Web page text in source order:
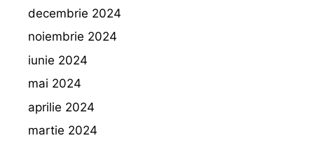
decembrie 2024
noiembrie 2024
iunie 2024
mai 2024
aprilie 2024
martie 2024